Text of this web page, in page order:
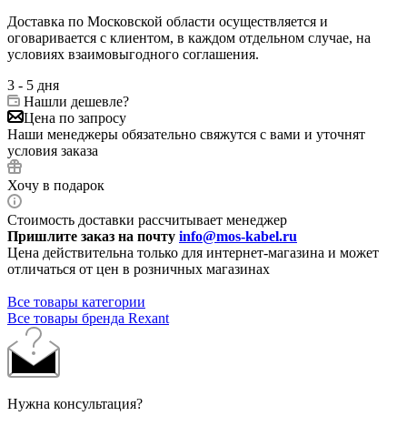
Доставка по Московской области осуществляется и
оговаривается с клиентом, в каждом отдельном случае, на
условиях взаимовыгодного соглашения.
3 - 5 дня
Нашли дешевле?
Цена по запросу
Наши менеджеры обязательно свяжутся с вами и уточнят
условия заказа
Хочу в подарок
Стоимость доставки рассчитывает менеджер
Пришлите заказ на почту info@mos-kabel.ru
Цена действительна только для интернет-магазина и может
отличаться от цен в розничных магазинах
Все товары категории
Все товары бренда Rexant
Нужна консультация?